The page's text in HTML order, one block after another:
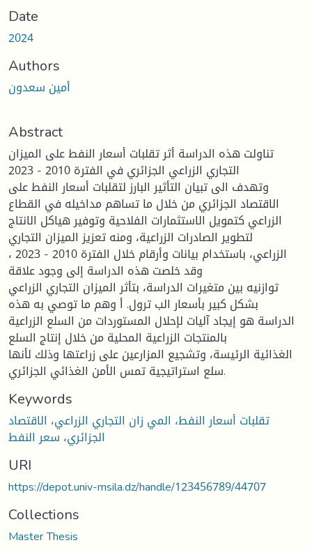
Date
2024
Authors
أمين سعدون
Abstract
تناولت هذه الدراسة أثر تقلبات أسعار النفط على الميزان
التجاري الزراعي الجزائري في الفترة 2010 - 2023
وتهدف الى تبيان التأثير البارز لتقلبات أسعار النفط على
الاقتصاد الجزائري من خلال ما تساهم مداخيله في القطاع
الزراعي كتمويل الاستثمارات الفلاحية وتوفير هياكل الانتاج
لتطوير الصادرات الزراعية، ومنه تعزيز الميزان التجاري
الزراعي، باستخدام بيانات وأرقام خلال الفترة 2010 - 2023 ،
وقد خلصت هذه الدراسة إلى وجود علاقة
توازنيه بين متغيرات الدراسة، بتأثر الميزان التجاري الزراعي
بشكل كبير بأسعار الب ترول. أ وهم ما توصي به هذه
الدراسة هو إيجاد آليات لإحلال المستوردات من السلع الزراعية
بالمنتجات الزراعية المحلية من خلال إنتاج السلع
الغذائية الرئيسة، وتشجيع المزارعين على زراعتها وذلك لأنها
سلع استراتيجية تمس الأمن الغذائي الجزائري.
Keywords
تقلبات أسعار النفط، المي زان التجاري الزراعي، الاقتصاد
الجزائري، سعر النفط
URI
https://depot.univ-msila.dz/handle/123456789/44707
Collections
Master Thesis